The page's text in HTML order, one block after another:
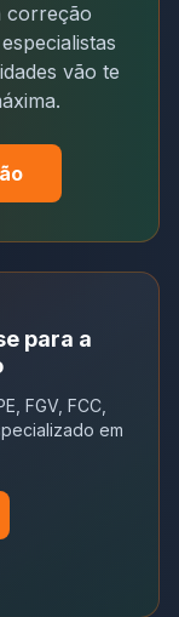
correção
vão te
para a
FGV, FCC,
em